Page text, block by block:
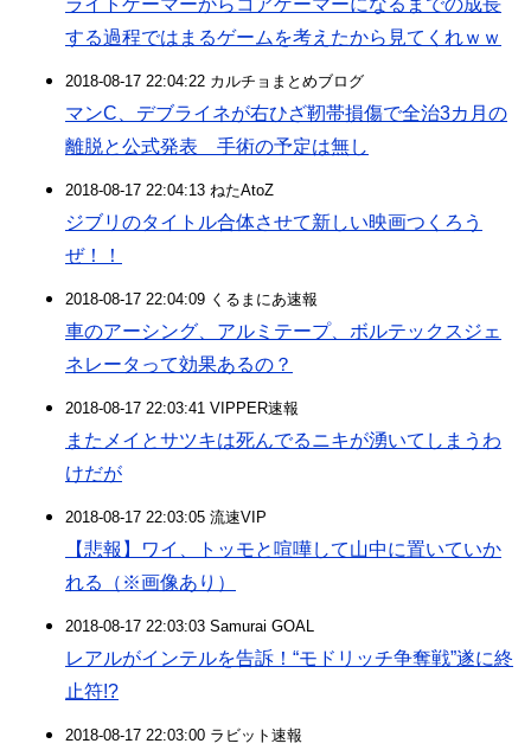
ライトゲーマーからコアゲーマーになるまでの成長
する過程ではまるゲームを考えたから見てくれｗｗ
2018-08-17 22:04:22 カルチョまとめブログ
マンC、デブライネが右ひざ靭帯損傷で全治3カ月の
離脱と公式発表 手術の予定は無し
2018-08-17 22:04:13 ねたAtoZ
ジブリのタイトル合体させて新しい映画つくろう
ぜ！！
2018-08-17 22:04:09 くるまにあ速報
車のアーシング、アルミテープ、ボルテックスジェ
ネレータって効果あるの？
2018-08-17 22:03:41 VIPPER速報
またメイとサツキは死んでるニキが湧いてしまうわ
けだが
2018-08-17 22:03:05 流速VIP
【悲報】ワイ、トッモと喧嘩して山中に置いていか
れる（※画像あり）
2018-08-17 22:03:03 Samurai GOAL
レアルがインテルを告訴！“モドリッチ争奪戦”遂に終
止符!?
2018-08-17 22:03:00 ラビット速報